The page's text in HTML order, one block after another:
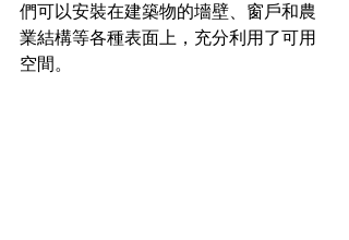
們可以安裝在建築物的墻壁、窗戶和農
業結構等各種表面上，充分利用了可用
空間。